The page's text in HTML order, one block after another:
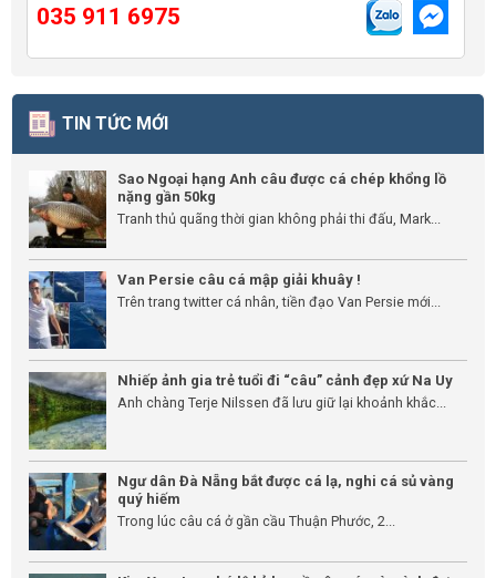
035 911 6975
TIN TỨC MỚI
Sao Ngoại hạng Anh câu được cá chép khổng lồ
nặng gần 50kg
Tranh thủ quãng thời gian không phải thi đấu, Mark...
Van Persie câu cá mập giải khuây !
Trên trang twitter cá nhân, tiền đạo Van Persie mới...
Nhiếp ảnh gia trẻ tuổi đi “câu” cảnh đẹp xứ Na Uy
Anh chàng Terje Nilssen đã lưu giữ lại khoảnh khắc...
Ngư dân Đà Nẵng bắt được cá lạ, nghi cá sủ vàng
quý hiếm
Trong lúc câu cá ở gần cầu Thuận Phước, 2...